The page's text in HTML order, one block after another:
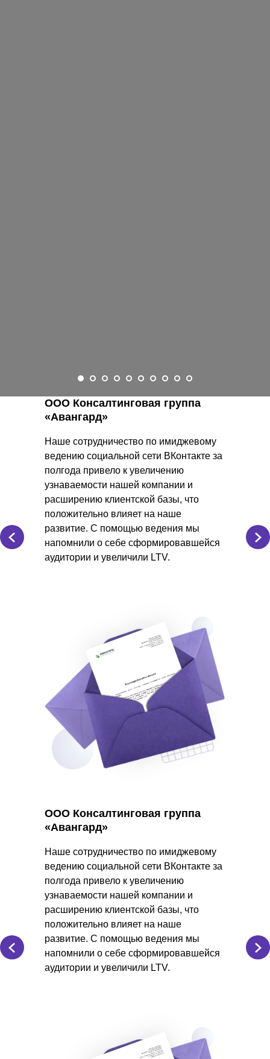
ООО Консалтинговая группа
«Авангард»
Наше сотрудничество по имиджевому
ведению социальной сети ВКонтакте за
полгода привело к увеличению
узнаваемости нашей компании и
расширению клиентской базы, что
положительно влияет на наше
развитие. С помощью ведения мы
напомнили о себе сформировавшейся
аудитории и увеличили LTV.
ООО Консалтинговая группа
«Авангард»
Наше сотрудничество по имиджевому
ведению социальной сети ВКонтакте за
полгода привело к увеличению
узнаваемости нашей компании и
расширению клиентской базы, что
положительно влияет на наше
развитие. С помощью ведения мы
напомнили о себе сформировавшейся
аудитории и увеличили LTV.